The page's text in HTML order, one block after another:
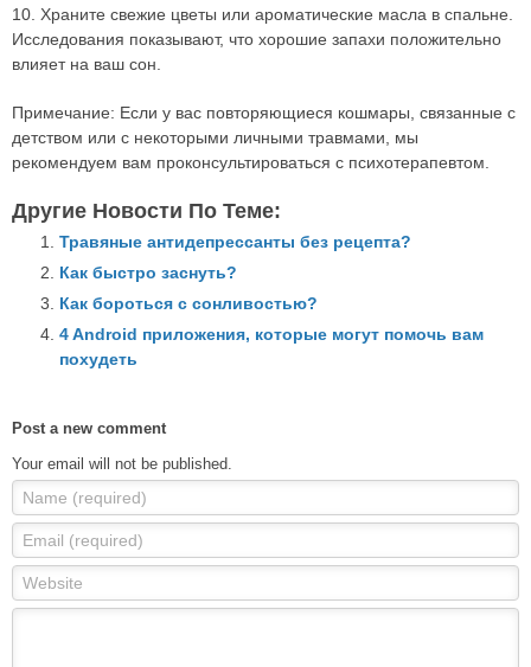
10. Храните свежие цветы или ароматические масла в спальне.
Исследования показывают, что хорошие запахи положительно
влияет на ваш сон.
Примечание: Если у вас повторяющиеся кошмары, связанные с
детством или с некоторыми личными травмами, мы
рекомендуем вам проконсультироваться с психотерапевтом.
Другие Новости По Теме:
Травяные антидепрессанты без рецепта?
Как быстро заснуть?
Как бороться с сонливостью?
4 Android приложения, которые могут помочь вам
похудеть
Post a new comment
Your email will not be published.
Name (required)
Email (required)
Website